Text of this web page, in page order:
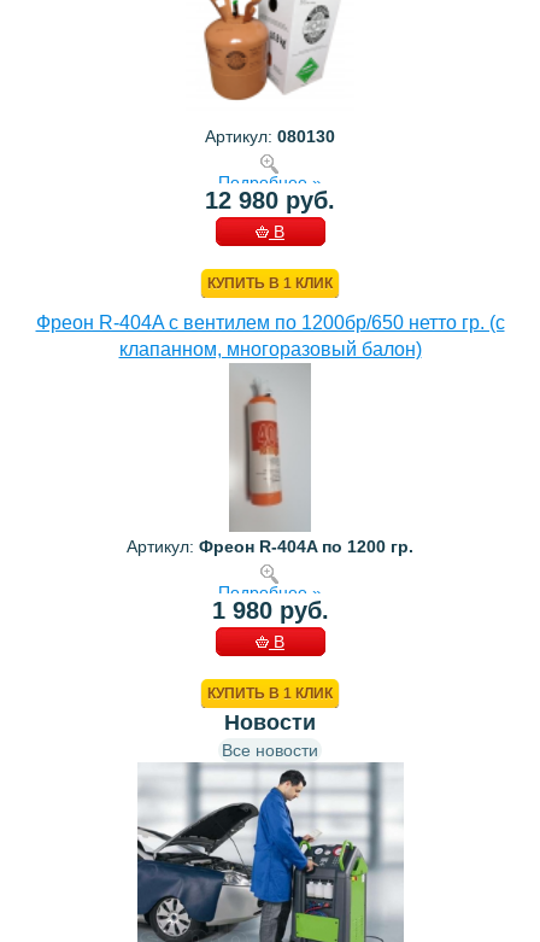
Артикул: 080130
Подробнее »
12 980 руб.
В
КУПИТЬ В 1 КЛИК
Фреон R-404A с вентилем по 1200бр/650 нетто гр. (с
клапанном, многоразовый балон)
Артикул: Фреон R-404A по 1200 гр.
Подробнее »
1 980 руб.
В
КУПИТЬ В 1 КЛИК
Новости
Все новости